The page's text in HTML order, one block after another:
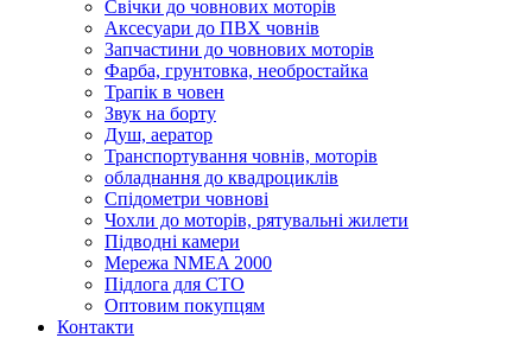
Cвічки до човнових моторів
Аксесуари до ПВХ човнів
Запчастини до човнових моторів
Фарба, грунтовка, необростайка
Трапік в човен
Звук на борту
Душ, аератор
Транспортування човнів, моторів
обладнання до квадроциклів
Спідометри човнові
Чохли до моторів, рятувальні жилети
Підводні камери
Мережа NMEA 2000
Підлога для СТО
Оптовим покупцям
Контакти